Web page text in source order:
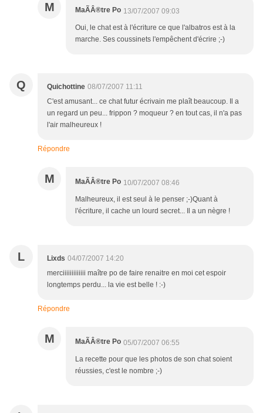
M MaÃÂ®tre Po 13/07/2007 09:03
Oui, le chat est à l'écriture ce que l'albatros est à la
marche. Ses coussinets l'empêchent d'écrire ;-)
Q Quichottine 08/07/2007 11:11
C'est amusant... ce chat futur écrivain me plaît beaucoup. Il a
un regard un peu... frippon ? moqueur ? en tout cas, il n'a pas
l'air malheureux !
Répondre
M MaÃÂ®tre Po 10/07/2007 08:46
Malheureux, il est seul à le penser ;-)Quant à
l'écriture, il cache un lourd secret... Il a un nègre !
L Lixds 04/07/2007 14:20
merciiiiiiiiiiiii maître po de faire renaitre en moi cet espoir
longtemps perdu... la vie est belle ! :-)
Répondre
M MaÃÂ®tre Po 05/07/2007 06:55
La recette pour que les photos de son chat soient
réussies, c'est le nombre ;-)